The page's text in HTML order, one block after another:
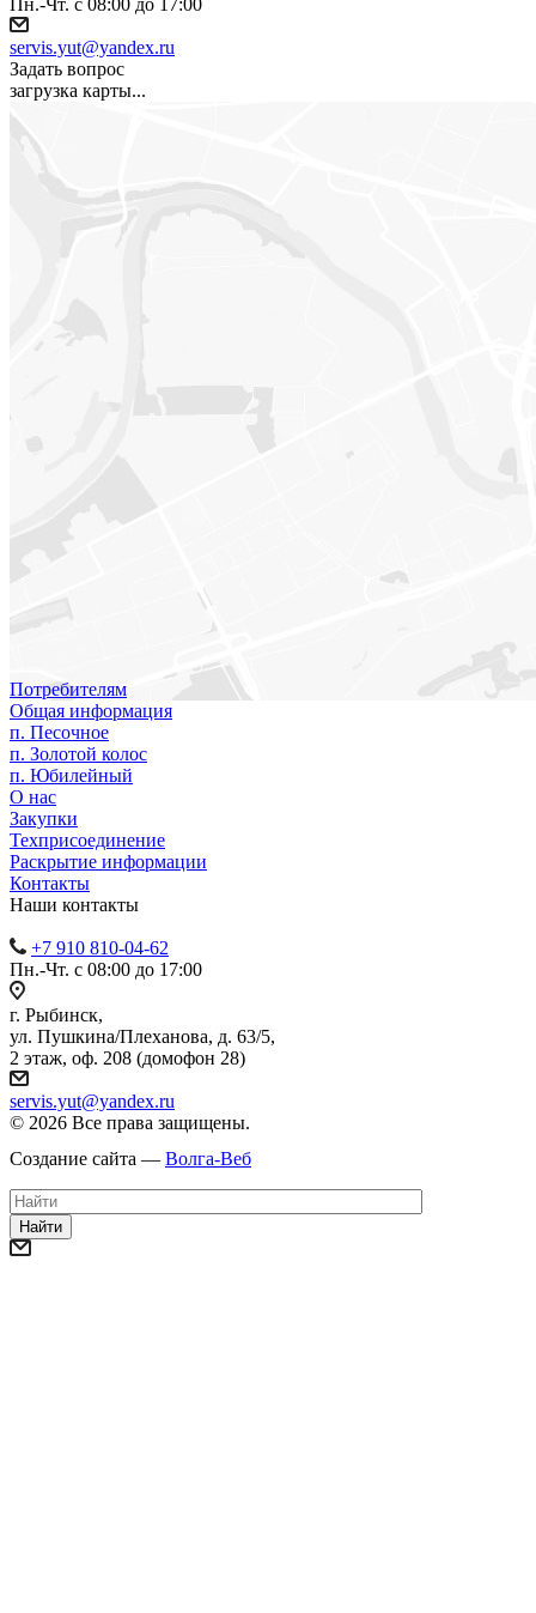
Пн.-Чт. с 08:00 до 17:00
servis.yut@yandex.ru
Задать вопрос
загрузка карты...
Потребителям
Общая информация
п. Песочное
п. Золотой колос
п. Юбилейный
О нас
Закупки
Техприсоединение
Раскрытие информации
Контакты
Наши контакты
+7 910 810-04-62
Пн.-Чт. с 08:00 до 17:00
г. Рыбинск,
ул. Пушкина/Плеханова, д. 63/5,
2 этаж, оф. 208 (домофон 28)
servis.yut@yandex.ru
© 2026 Все права защищены.
Создание сайта — Волга-Веб
Найти